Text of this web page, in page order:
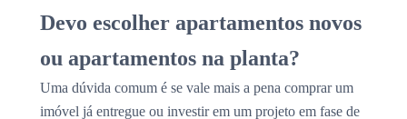
Devo escolher apartamentos novos
ou apartamentos na planta?
Uma dúvida comum é se vale mais a pena comprar um
imóvel já entregue ou investir em um projeto em fase de